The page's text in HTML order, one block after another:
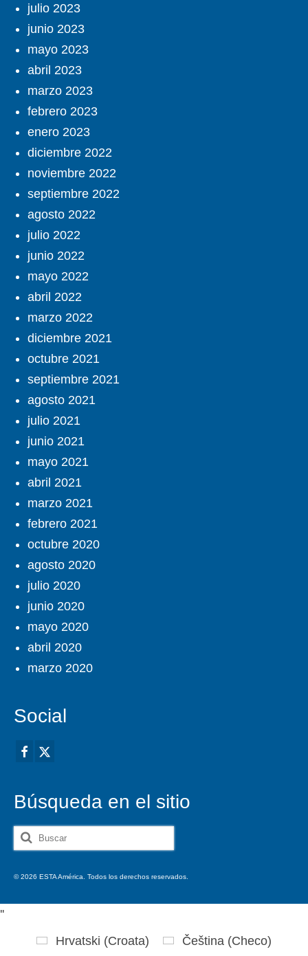
julio 2023
junio 2023
mayo 2023
abril 2023
marzo 2023
febrero 2023
enero 2023
diciembre 2022
noviembre 2022
septiembre 2022
agosto 2022
julio 2022
junio 2022
mayo 2022
abril 2022
marzo 2022
diciembre 2021
octubre 2021
septiembre 2021
agosto 2021
julio 2021
junio 2021
mayo 2021
abril 2021
marzo 2021
febrero 2021
octubre 2020
agosto 2020
julio 2020
junio 2020
mayo 2020
abril 2020
marzo 2020
Social
Búsqueda en el sitio
Buscar
por:
© 2026 ESTA América. Todos los derechos reservados.
''
Hrvatski (Croata) Čeština (Checo)